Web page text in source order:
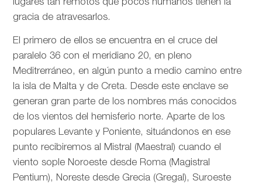
lugares tan remotos que pocos humanos tienen la
gracia de atravesarlos.
El primero de ellos se encuentra en el cruce del
paralelo 36 con el meridiano 20, en pleno
Meditrerráneo, en algún punto a medio camino entre
la isla de Malta y de Creta. Desde este enclave se
generan gran parte de los nombres más conocidos
de los vientos del hemisferio norte. Aparte de los
populares Levante y Poniente, situándonos en ese
punto recibiremos al Mistral (Maestral) cuando el
viento sople Noroeste desde Roma (Magistral
Pentium), Noreste desde Grecia (Gregal), Suroeste